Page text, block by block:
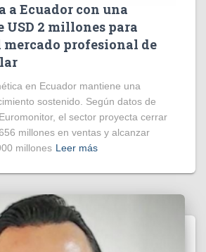
a Ecuador con una
USD 2 millones para
profesional de
en Ecuador mantiene una
sostenido. Según datos de
el sector proyecta cerrar
millones en ventas y alcanzar
millones Leer más